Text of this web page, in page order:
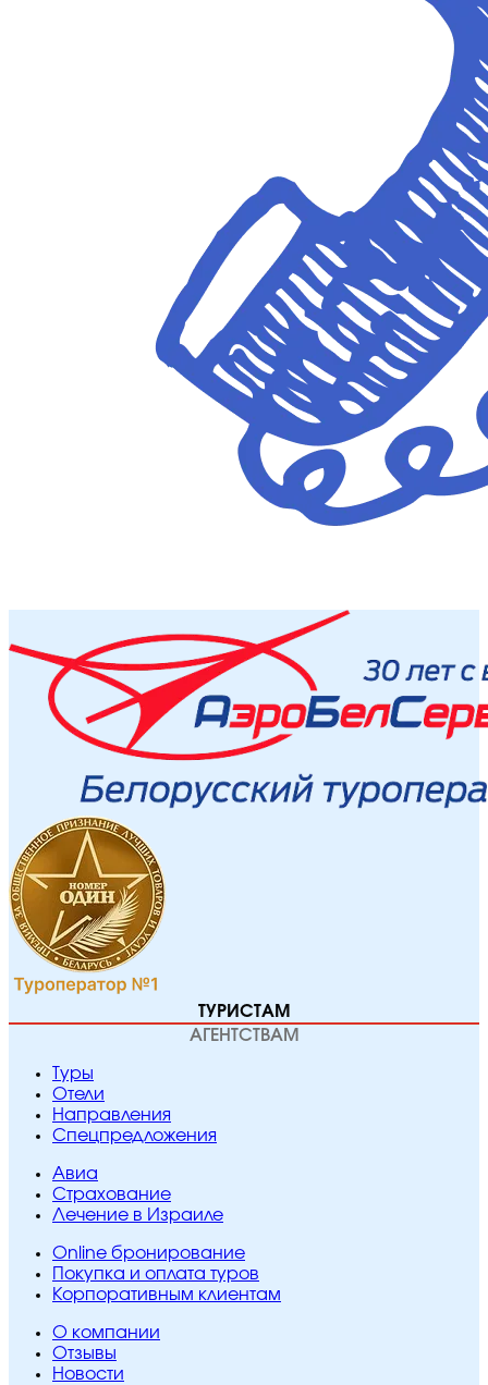
ТУРИСТАМ
АГЕНТСТВАМ
Туры
Отели
Направления
Спецпредложения
Авиа
Страхование
Лечение в Израиле
Online бронирование
Покупка и оплата туров
Корпоративным клиентам
O компании
Отзывы
Новости